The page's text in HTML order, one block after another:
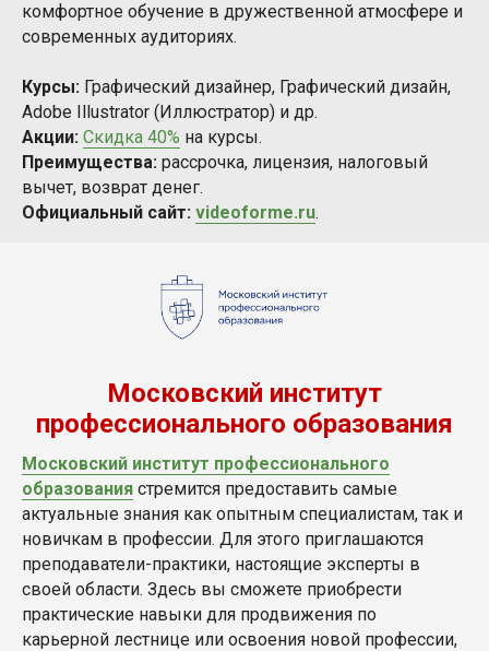
комфортное обучение в дружественной атмосфере и
современных аудиториях.
Курсы: Графический дизайнер, Графический дизайн,
Adobe Illustrator (Иллюстратор) и др.
Акции: Скидка 40% на курсы.
Преимущества: рассрочка, лицензия, налоговый
вычет, возврат денег.
Официальный сайт: videoforme.ru.
Московский институт
профессионального образования
Московский институт профессионального
образования стремится предоставить самые
актуальные знания как опытным специалистам, так и
новичкам в профессии. Для этого приглашаются
преподаватели-практики, настоящие эксперты в
своей области. Здесь вы сможете приобрести
практические навыки для продвижения по
карьерной лестнице или освоения новой профессии,